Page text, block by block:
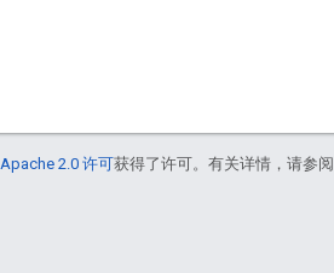
Apache 2.0 许可获得了许可。有关详情，请参阅